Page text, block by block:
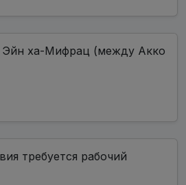
Эйн ха-Мифрац (между Акко
требуется рабочий